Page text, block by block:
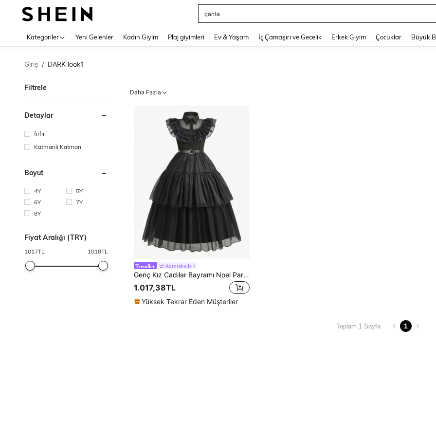
çanta
Kategoriler Yeni Gelenler Kadın Giyim Plaj giyimleri Ev & Yaşam İç Çamaşırı ve Gecelik Erkek Giyim Çocuklar Büyük
Giriş / DARK look1
Filtrele
Detaylar
fırfır
Katmanlı Katman
Boyut
4Y
5Y
6Y
7Y
8Y
Fiyat Aralığı (TRY)
1017TL 1018TL
Daha Fazla
Trendler Aurorabelle
Genç Kız Cadılar Bayramı Noel Partisi Prenses Elbisesi, Kostüm Partisi, Ziyafet, Sahne Çarşamba Elbisesi, Kara Cadı Vampir Gelin Elbisesi İçin Uygun
1.017,38TL
Yüksek Tekrar Eden Müşteriler
Toplam 1 Sayfa 1